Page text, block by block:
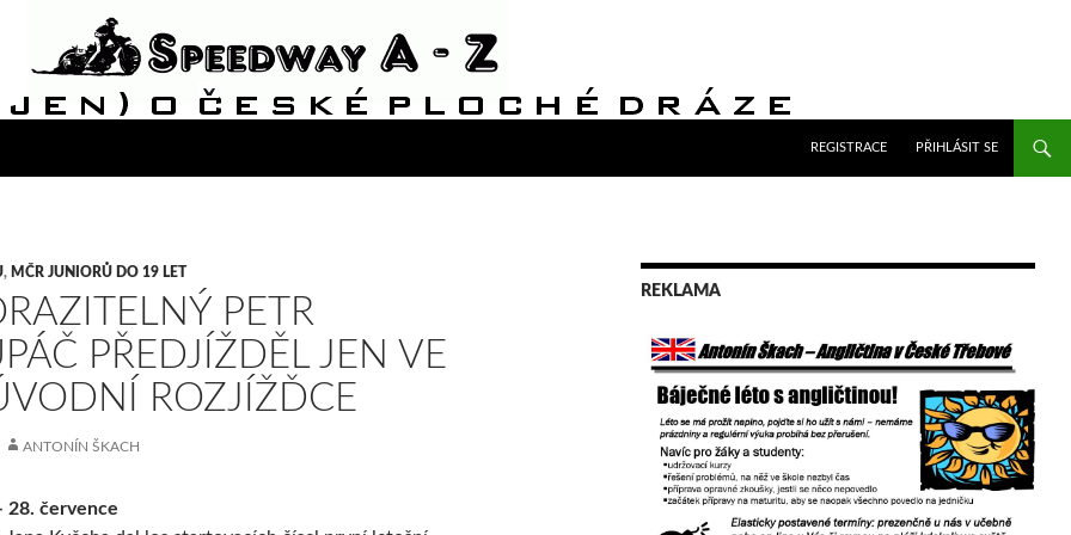
REGISTRACE
PŘIHLÁSIT SE
, MČR JUNIORŮ DO 19 LET
PETR
PŘEDJÍŽDĚL JEN VE
ROZJÍŽĎCE
ANTONÍN ŠKACH
28. července
REKLAMA